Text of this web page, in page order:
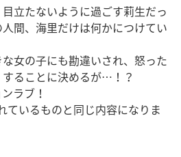
立たないように過ごす莉生だっ
間、海里だけは何かにつけてい
女の子にも勘違いされ、怒った
ることに決めるが…！？
ラブ！
ているものと同じ内容になりま